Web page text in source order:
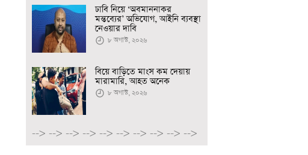
ঢাবি নিয়ে ‘অবমাননাকর
মন্তব্যের’ অভিযোগ, আইনি ব্যবস্থা
নেওয়ার দাবি
৮ অগাস্ট, ২০২৬
বিয়ে বাড়িতে মাংস কম দেয়ায়
মারামারি, আহত অনেক
৮ অগাস্ট, ২০২৬
--> --> --> --> --> --> --> --> --> -->